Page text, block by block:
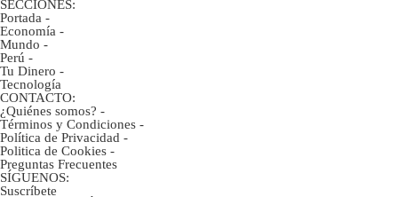
SECCIONES:
Portada -
Economía -
Mundo -
Perú -
Tu Dinero -
Tecnología
CONTACTO:
¿Quiénes somos? -
Términos y Condiciones -
Política de Privacidad -
Politica de Cookies -
Preguntas Frecuentes
SÍGUENOS:
Suscríbete